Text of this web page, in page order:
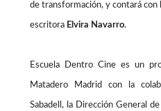
de transformación, y contará con
escritora Elvira Navarro.
Escuela Dentro Cine es un
Matadero Madrid con la
Sabadell, la Dirección General